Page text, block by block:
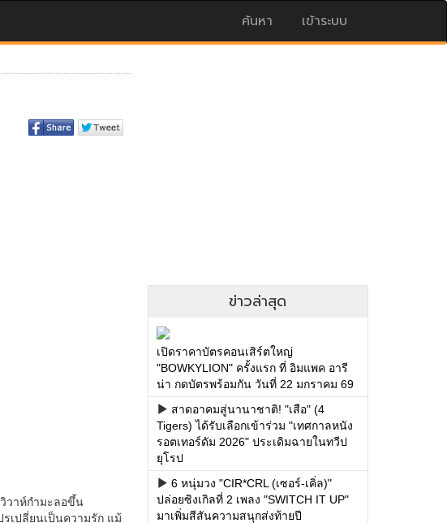
ค้นหา เข้าระบบ
ข่าวล่าสุด
เปิดราคาบัตรคอนเสิร์ตใหญ่
"BOWKYLION" ครั้งแรก ที่ อิมแพค อารี
น่า กดบัตรพร้อมกัน วันที่ 22 มกราคม 69
สาดอาคมสู่นานาชาติ! "เสือ" (4
Tigers) ได้รับเลือกเข้าร่วม "เทศกาลหนัง
รอตเทอร์ดัม 2026" ประเดิมฉายในทวีป
ยุโรป
6 หนุ่มวง "CIR*CRL (เซอร์-เคิ่ล)"
ปล่อยซิงเกิลที่ 2 เพลง "SWITCH IT UP"
มาเพิ่มสีสันความสนุกส่งท้ายปี